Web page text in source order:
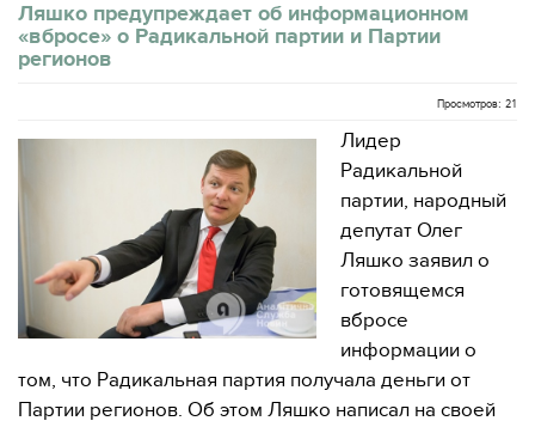
Ляшко предупреждает об информационном
«вбросе» о Радикальной партии и Партии
регионов
Просмотров: 21
Лидер
Радикальной
партии, народный
депутат Олег
Ляшко заявил о
готовящемся
вбросе
информации о
том, что Радикальная партия получала деньги от
Партии регионов. Об этом Ляшко написал на своей